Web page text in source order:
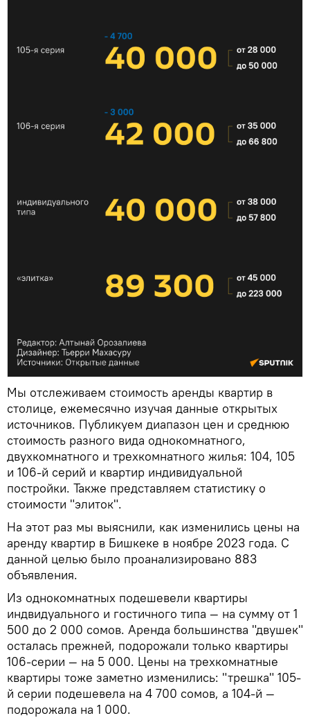
Мы отслеживаем стоимость аренды квартир в
столице, ежемесячно изучая данные открытых
источников. Публикуем диапазон цен и среднюю
стоимость разного вида однокомнатного,
двухкомнатного и трехкомнатного жилья: 104, 105
и 106-й серий и квартир индивидуальной
постройки. Также представляем статистику о
стоимости "элиток".
На этот раз мы выяснили, как изменились цены на
аренду квартир в Бишкеке в ноябре 2023 года. С
данной целью было проанализировано 883
объявления.
Из однокомнатных подешевели квартиры
индвидуального и гостичного типа — на сумму от 1
500 до 2 000 сомов. Аренда большинства "двушек"
осталась прежней, подорожали только квартиры
106-серии — на 5 000. Цены на трехкомнатные
квартиры тоже заметно изменились: "трешка" 105-
й серии подешевела на 4 700 сомов, а 104-й —
подорожала на 1 000.